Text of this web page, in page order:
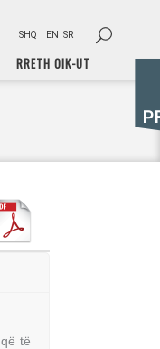
SHQ EN SR
RRETH OIK-UT
të